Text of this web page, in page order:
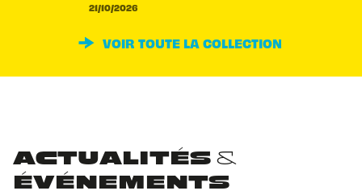
21/10/2026
VOIR TOUTE LA COLLECTION
ACTUALITÉS &
ÉVÉNEMENTS